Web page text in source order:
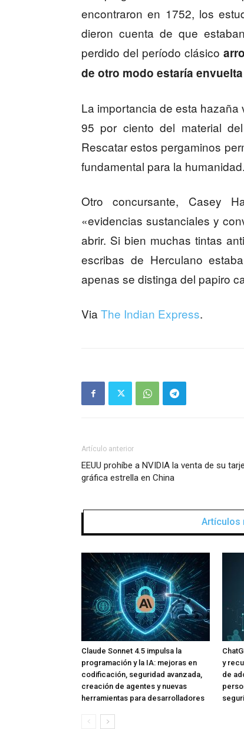
encontraron en 1752, los
dieron cuenta de que
perdido del período clásico
de otro modo estaría
La importancia de esta
95 por ciento del material
Rescatar estos pergaminos
fundamental para la humanidad.
Otro concursante, Casey
«evidencias sustanciales y
abrir. Si bien muchas tintas
escribas de Herculano
apenas se distinga del papiro
Via The Indian Express.
Artículo anterior
EEUU prohíbe a NVIDIA la venta de su
gráfica estrella en China
Artículos
Claude Sonnet 4.5 impulsa la
programación y la IA: mejoras en
codificación, seguridad avanzada,
creación de agentes y nuevas
herramientas para desarrolladores
y
de